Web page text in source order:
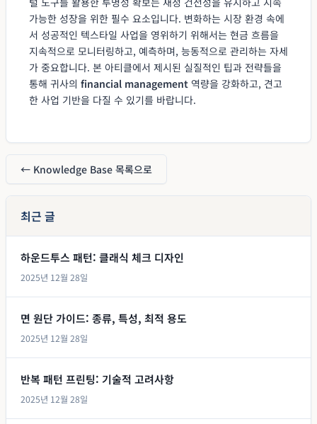
가능한 성장을 위한 필수 요소입니다. 변화하는 시장 환경 속에
서 성공적인 텍스타일 사업을 영위하기 위해서는 현금 흐름을
지속적으로 모니터링하고, 예측하며, 능동적으로 관리하는 자세
가 중요합니다. 본 아티클에서 제시된 실질적인 팁과 전략들을
통해 귀사의 financial management 역량을 강화하고, 견고
한 사업 기반을 다질 수 있기를 바랍니다.
← Knowledge Base 목록으로
최근 글
하운드투스 패턴: 클래식 체크 디자인
2025년 12월 28일
면 원단 가이드: 종류, 특성, 최적 용도
2025년 12월 28일
반복 패턴 프린팅: 기술적 고려사항
2025년 12월 28일